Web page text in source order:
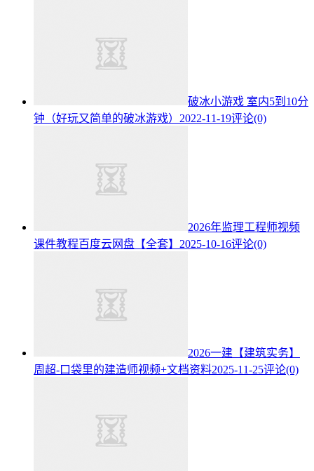
破冰小游戏 室内5到10分
钟（好玩又简单的破冰游戏） 2022-11-19评论(0)
2026年监理工程师视频
课件教程百度云网盘【全套】 2025-10-16评论(0)
2026一建【建筑实务】
周超-口袋里的建造师视频+文档资料2025-11-25评论(0)